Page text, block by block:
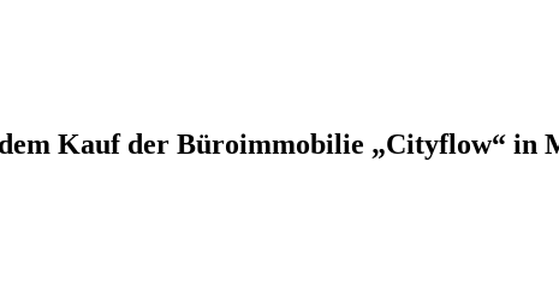
Kauf der Büroimmobilie „Cityflow“ in